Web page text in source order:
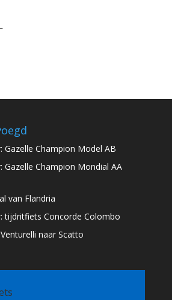
Gazelle Champion Model AB
Gazelle Champion Mondial AA
van Flandria
tijdritfiets Concorde Colombo
naar Scatto